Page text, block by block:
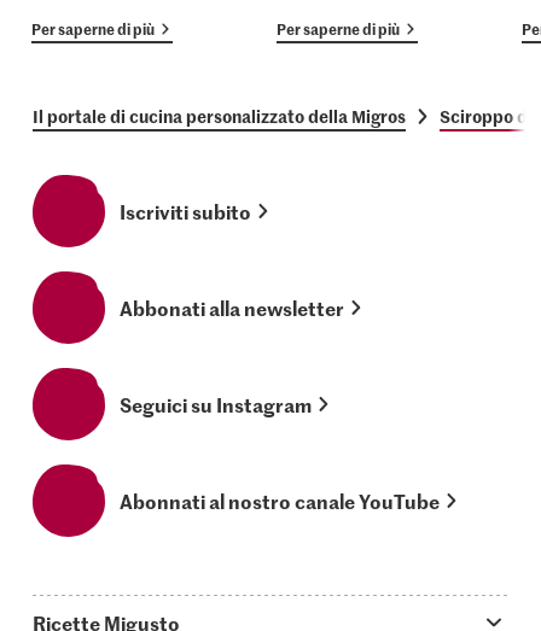
Per saperne di più Per saperne di più
Il portale di cucina personalizzato della Migros Sciroppo di
Iscriviti subito
Abbonati alla newsletter
Seguici su Instagram
Abonnati al nostro canale YouTube
Ricette Migusto